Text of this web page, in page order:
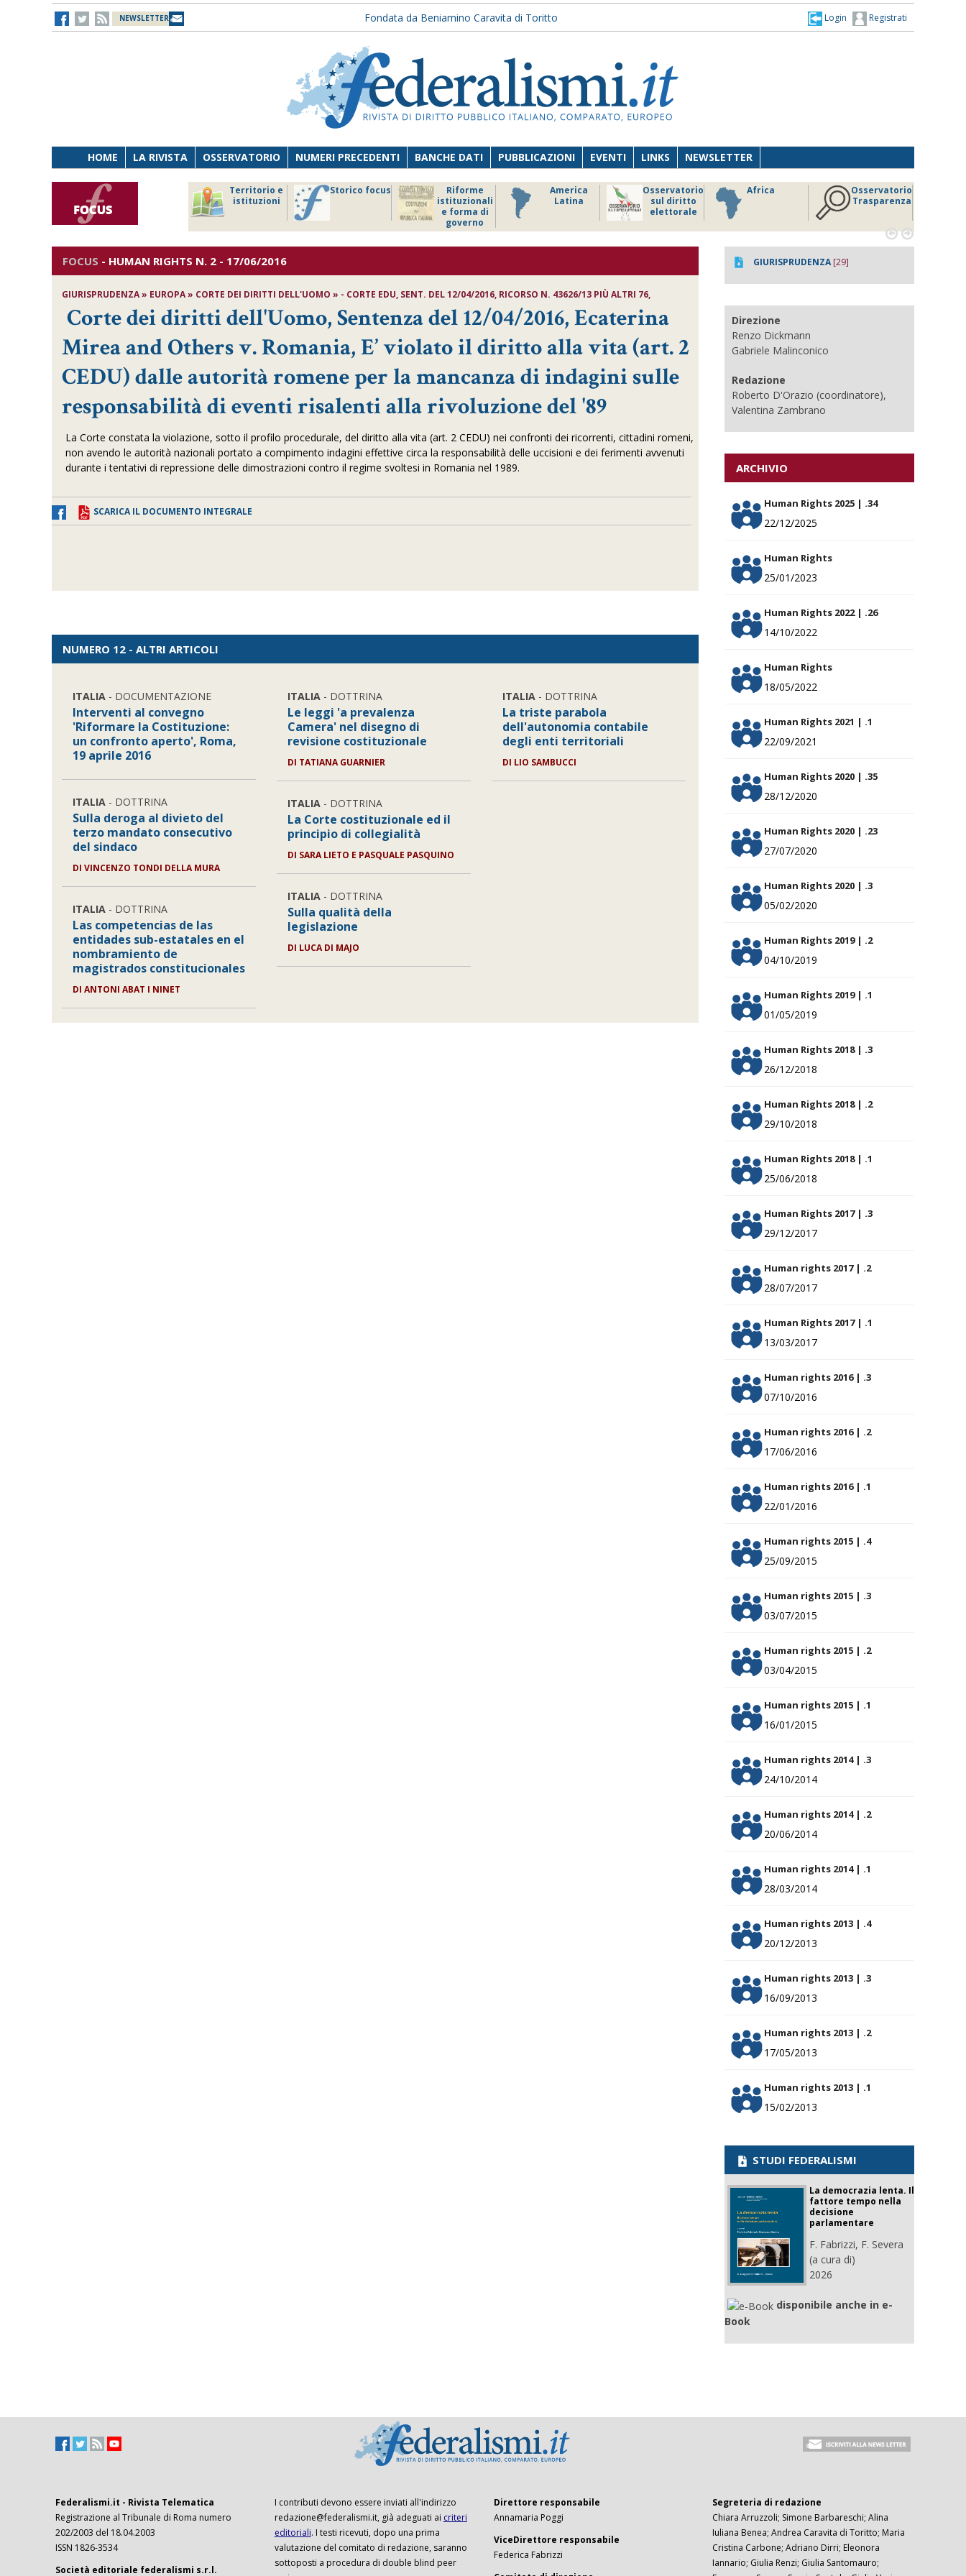
NEWSLETTER Fondata da Beniamino Caravita di Toritto Registrati
Login
HOME LA RIVISTA OSSERVATORIO NUMERI PRECEDENTI BANCHE DATI PUBBLICAZIONI EVENTI LINKS NEWSLETTER
Territorio e
istituzioni
Storico focus
Riforme
istituzionali
e forma di
governo
America
Latina
Osservatorio
sul diritto
elettorale
Africa
Osservatorio
Trasparenza
 
FOCUS - HUMAN RIGHTS N. 2 - 17/06/2016
GIURISPRUDENZA » EUROPA » CORTE DEI DIRITTI DELL'UOMO » - CORTE EDU, SENT. DEL 12/04/2016, RICORSO N. 43626/13 PIÙ ALTRI 76,
Corte dei diritti dell'Uomo, Sentenza del 12/04/2016, Ecaterina
Mirea and Others v. Romania, E’ violato il diritto alla vita (art. 2
CEDU) dalle autorità romene per la mancanza di indagini sulle
responsabilità di eventi risalenti alla rivoluzione del '89
La Corte constata la violazione, sotto il profilo procedurale, del diritto alla vita (art. 2 CEDU) nei confronti dei ricorrenti, cittadini romeni,
non avendo le autorità nazionali portato a compimento indagini effettive circa la responsabilità delle uccisioni e dei ferimenti avvenuti
durante i tentativi di repressione delle dimostrazioni contro il regime svoltesi in Romania nel 1989.
SCARICA IL DOCUMENTO INTEGRALE
NUMERO 12 - ALTRI ARTICOLI
ITALIA - DOCUMENTAZIONE
Interventi al convegno
'Riformare la Costituzione:
un confronto aperto', Roma,
19 aprile 2016
ITALIA - DOTTRINA
Sulla deroga al divieto del
terzo mandato consecutivo
del sindaco
DIVINCENZO TONDI DELLA MURA
ITALIA - DOTTRINA
Las competencias de las
entidades sub-estatales en el
nombramiento de
magistrados constitucionales
DIANTONI ABAT I NINET
ITALIA - DOTTRINA
Le leggi 'a prevalenza
Camera' nel disegno di
revisione costituzionale
DI TATIANA GUARNIER
ITALIA - DOTTRINA
La Corte costituzionale ed il
principio di collegialità
DI SARA LIETO E PASQUALE PASQUINO
ITALIA - DOTTRINA
Sulla qualità della
legislazione
DI LUCA DI MAJO
ITALIA- DOTTRINA
La triste parabola
dell'autonomia contabile
degli enti territoriali
DI LIO SAMBUCCI
GIURISPRUDENZA[29]
Direzione
Renzo Dickmann
Gabriele Malinconico
Redazione
Roberto D'Orazio (coordinatore),
Valentina Zambrano
ARCHIVIO
Human Rights 2025 | .34
22/12/2025
Human Rights
25/01/2023
Human Rights 2022 | .26
14/10/2022
Human Rights
18/05/2022
Human Rights 2021 | .1
22/09/2021
Human Rights 2020 | .35
28/12/2020
Human Rights 2020 | .23
27/07/2020
Human Rights 2020 | .3
05/02/2020
Human Rights 2019 | .2
04/10/2019
Human Rights 2019 | .1
01/05/2019
Human Rights 2018 | .3
26/12/2018
Human Rights 2018 | .2
29/10/2018
Human Rights 2018 | .1
25/06/2018
Human Rights 2017 | .3
29/12/2017
Human rights 2017 | .2
28/07/2017
Human Rights 2017 | .1
13/03/2017
Human rights 2016 | .3
07/10/2016
Human rights 2016 | .2
17/06/2016
Human rights 2016 | .1
22/01/2016
Human rights 2015 | .4
25/09/2015
Human rights 2015 | .3
03/07/2015
Human rights 2015 | .2
03/04/2015
Human rights 2015 | .1
16/01/2015
Human rights 2014 | .3
24/10/2014
Human rights 2014 | .2
20/06/2014
Human rights 2014 | .1
28/03/2014
Human rights 2013 | .4
20/12/2013
Human rights 2013 | .3
16/09/2013
Human rights 2013 | .2
17/05/2013
Human rights 2013 | .1
15/02/2013
STUDI FEDERALISMI
La democrazia lenta. Il
fattore tempo nella
decisione
parlamentare
F. Fabrizzi, F. Severa
(a cura di)
2026
disponibile anche in e-
Book
Federalismi.it - Rivista Telematica
Registrazione al Tribunale di Roma numero
202/2003 del 18.04.2003
ISSN 1826-3534
Società editoriale federalismi s.r.l.
I contributi devono essere inviati all'indirizzo
redazione@federalismi.it, già adeguati ai criteri
editoriali. I testi ricevuti, dopo una prima
valutazione del comitato di redazione, saranno
sottoposti a procedura di double blind peer
Direttore responsabile
Annamaria Poggi
ViceDirettore responsabile
Federica Fabrizzi
Segreteria di redazione
Chiara Arruzzoli; Simone Barbareschi; Alina
Iuliana Benea; Andrea Caravita di Toritto; Maria
Cristina Carbone; Adriano Dirri; Eleonora
Iannario; Giulia Renzi; Giulia Santomauro;